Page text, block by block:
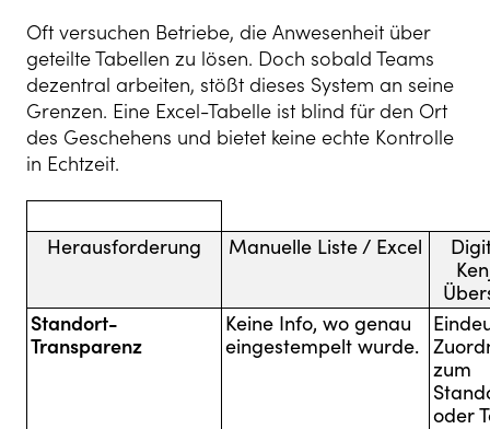
Oft versuchen Betriebe, die Anwesenheit über
geteilte Tabellen zu lösen. Doch sobald Teams
dezentral arbeiten, stößt dieses System an seine
Grenzen. Eine Excel-Tabelle ist blind für den Ort
des Geschehens und bietet keine echte Kontrolle
in Echtzeit.
Herausforderung Manuelle Liste / Excel
Standort-
Transparenz
Keine Info, wo genau
eingestempelt wurde.
zum
oder